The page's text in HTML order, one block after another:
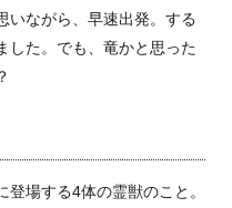
いながら、早速出発。する
した。でも、竜かと思った
場する4体の霊獣のこと。